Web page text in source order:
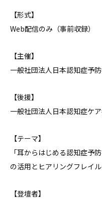
【形式】
Web配信のみ（事前収録）
【主催】
一般社団法人日本認知症予
【後援】
一般社団法人日本認知症ケ
【テーマ】
「耳からはじめる認知症
の活用とヒアリングフレイル
【登壇者】